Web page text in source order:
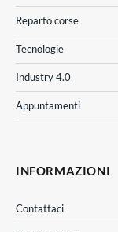
Reparto corse
Tecnologie
Industry 4.0
Appuntamenti
INFORMAZIONI
Contattaci